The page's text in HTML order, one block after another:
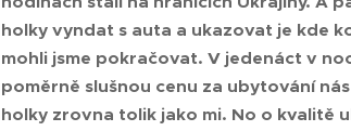
holky vyndat s auta a ukazovat je kde
mohli jsme pokračovat. V jedenáct v
poměrně slušnou cenu za ubytování
holky zrovna tolik jako mi. No o kvalitě